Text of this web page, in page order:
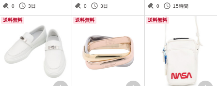
00 サイズ約10号 TASAKI
0
3日
ay バッグ 黒 【安心保
0
3日
50プラチナ Tiffany&Co.
0
15時間
送料無料 送料無料 送料無料